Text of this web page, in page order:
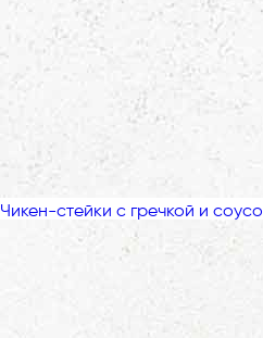
Чикен-стейки с гречкой и